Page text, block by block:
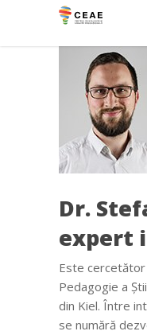
Dr.
expert
Este
Pedagogie a
din Kiel. Între
se numără